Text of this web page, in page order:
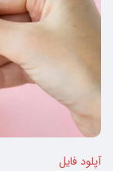
آپلود فایل